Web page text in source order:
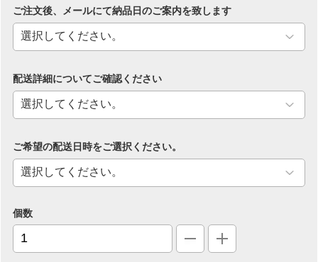
ご注文後、メールにて納品日のご案内を致します
配送詳細についてご確認ください
ご希望の配送日時をご選択ください。
個数